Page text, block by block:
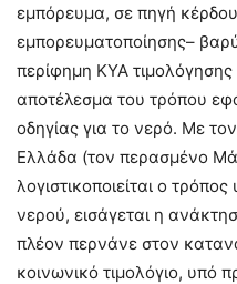
εμπόρευμα, σε πηγή
εμπορευματοποίησης–
περίφημη ΚΥΑ τιμολόγησης
αποτέλεσμα του τρόπου
οδηγίας για το νερό. Με
Ελλάδα (τον περασμένο
λογιστικοποιείται ο
νερού, εισάγεται η
πλέον περνάνε στον
κοινωνικό τιμολόγιο, υπό